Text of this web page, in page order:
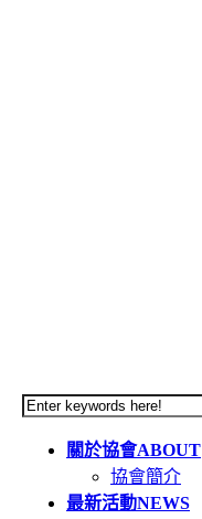
關於協會ABOUT
協會簡介
最新活動NEWS